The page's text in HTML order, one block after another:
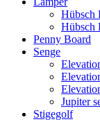
Hübsch
Hübsch
Penny Board
Senge
Jupiter
Stigegolf